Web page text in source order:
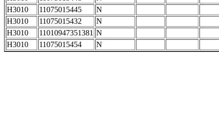
H3010
11075015445
N
H3010
11075015432
N
H3010
11010947351381 N
H3010
11075015454 N